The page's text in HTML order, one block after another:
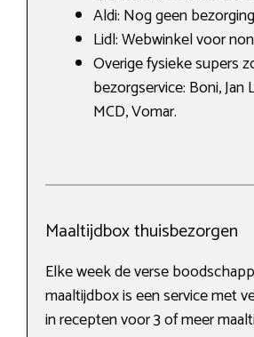
Aldi: Nog geen
Lidl: Webwinkel voor
Overige fysieke supers
bezorgservice: Boni, Jan
MCD, Vomar.
Maaltijdbox thuisbezorgen
Elke week de verse
maaltijdbox is een service met
in recepten voor 3 of meer